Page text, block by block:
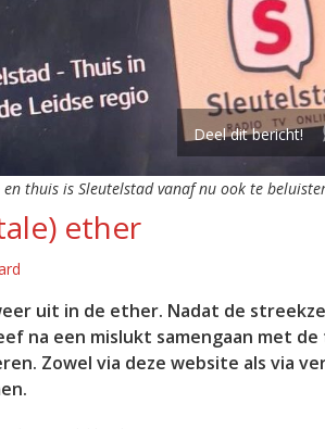
Deel dit bericht!
thuis is Sleutelstad vanaf nu ook te
ether
uit in de ether. Nadat de
na een mislukt samengaan met
Zowel via deze website als via